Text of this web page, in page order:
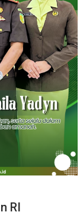
RI